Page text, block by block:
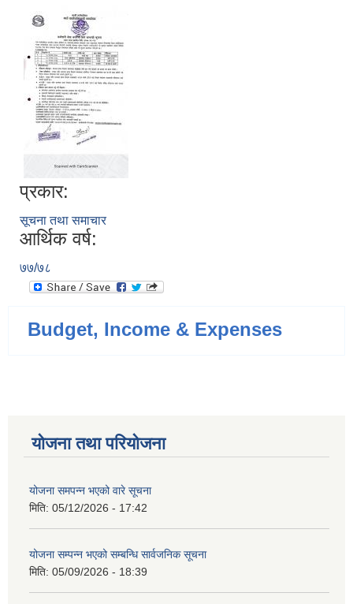
प्रकार:
सूचना तथा समाचार
आर्थिक वर्ष:
७७/७८
Budget, Income & Expenses
योजना तथा परियोजना
योजना समपन्न भएको वारे सूचना
मिति: 05/12/2026 - 17:42
योजना सम्पन्न भएको सम्बन्धि सार्वजनिक सूचना
मिति: 05/09/2026 - 18:39